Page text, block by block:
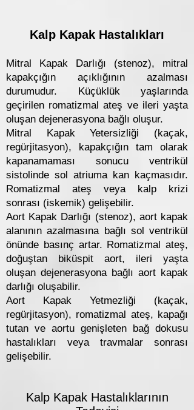
Kalp Kapak Hastalıkları
Mitral Kapak Darlığı (stenoz), mitral
kapakçığın açıklığının azalması
durumudur. Küçüklük yaşlarında
geçirilen romatizmal ateş ve ileri yaşta
oluşan dejenerasyona bağlı oluşur.
Mitral Kapak Yetersizliği (kaçak,
regürjitasyon), kapakçığın tam olarak
kapanamaması sonucu ventrikül
sistolinde sol atriuma kan kaçmasıdır.
Romatizmal ateş veya kalp krizi
sonrası (iskemik) gelişebilir.
Aort Kapak Darlığı (stenoz), aort kapak
alanının azalmasına bağlı sol ventrikül
önünde basınç artar. Romatizmal ateş,
doğuştan biküspit aort, ileri yaşta
oluşan dejenerasyona bağlı aort kapak
darlığı oluşabilir.
Aort Kapak Yetmezliği (kaçak,
regürjitasyon), romatizmal ateş, kapağı
tutan ve aortu genişleten bağ dokusu
hastalıkları veya travmalar sonrası
gelişebilir.
Kalp Kapak Hastalıklarının